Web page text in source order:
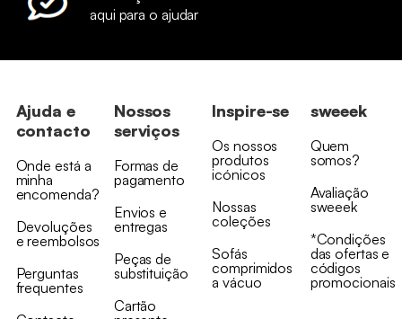
aqui para o ajudar
Ajuda e
contacto
Onde está a
minha
encomenda?
Devoluções
e reembolsos
Perguntas
frequentes
Nossos
serviços
Formas de
pagamento
Envios e
entregas
Peças de
substituição
Cartão
Inspire-se
Os nossos
produtos
icónicos
Nossas
coleções
Sofás
comprimidos
a vácuo
sweeek
Quem
somos?
Avaliação
sweeek
*Condições
das ofertas e
códigos
promocionais